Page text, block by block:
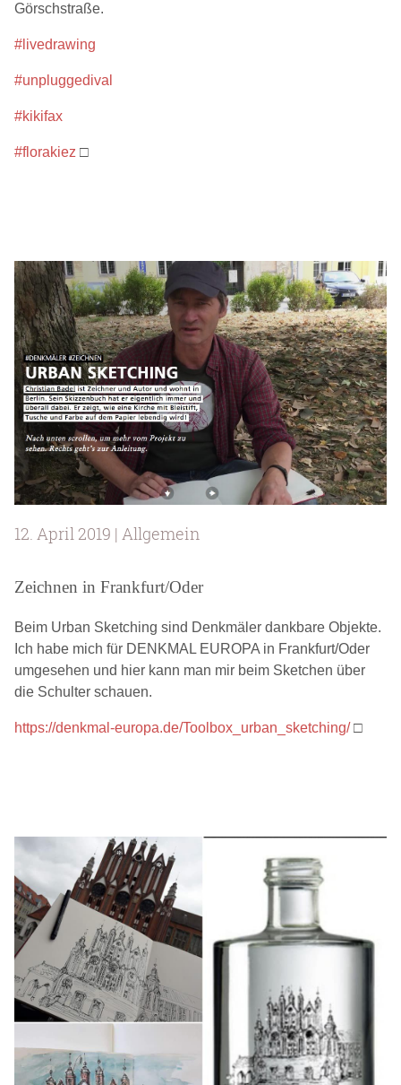
Görschstraße.
#livedrawing
#unpluggedival
#kikifax
#florakiez □
12. April 2019 | Allgemein
Zeichnen in Frankfurt/Oder
Beim Urban Sketching sind Denkmäler dankbare Objekte.
Ich habe mich für DENKMAL EUROPA in Frankfurt/Oder
umgesehen und hier kann man mir beim Sketchen über
die Schulter schauen.
https://denkmal-europa.de/Toolbox_urban_sketching/□